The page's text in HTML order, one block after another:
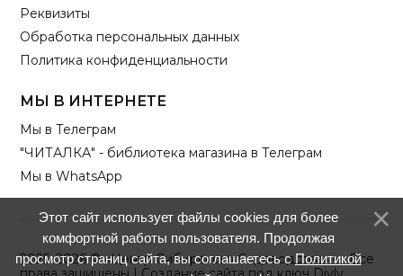
Реквизиты
Обработка персональных данных
Политика конфиденциальности
МЫ В ИНТЕРНЕТЕ
Мы в Телеграм
"ЧИТАЛКА" - библиотека магазина в Телеграм
Мы в WhatsApp
2025–2026 © «Центр Сибирского Садоводства» — Все
Этот сайт использует файлы cookies для более
комфортной работы пользователя. Продолжая
просмотр страниц сайта, вы соглашаетесь сПолитикой